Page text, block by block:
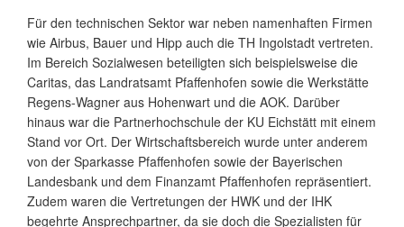
Für den technischen Sektor war neben namenhaften Firmen
wie Airbus, Bauer und Hipp auch die TH Ingolstadt vertreten.
Im Bereich Sozialwesen beteiligten sich beispielsweise die
Caritas, das Landratsamt Pfaffenhofen sowie die Werkstätte
Regens-Wagner aus Hohenwart und die AOK. Darüber
hinaus war die Partnerhochschule der KU Eichstätt mit einem
Stand vor Ort. Der Wirtschaftsbereich wurde unter anderem
von der Sparkasse Pfaffenhofen sowie der Bayerischen
Landesbank und dem Finanzamt Pfaffenhofen repräsentiert.
Zudem waren die Vertretungen der HWK und der IHK
begehrte Ansprechpartner, da sie doch die Spezialisten für